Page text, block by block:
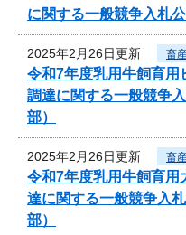
に関する一般競争入札
2025年2月26日更新 畜
令和7年度乳用牛飼育用
調達に関する一般競争
部）
2025年2月26日更新 畜
令和7年度乳用牛飼育用
達に関する一般競争入
部）